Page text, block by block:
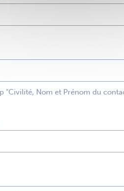
"Civilité, Nom et Prénom du